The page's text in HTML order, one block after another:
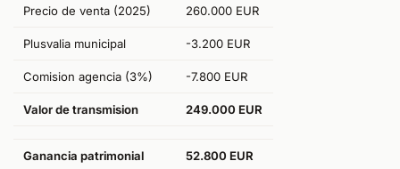
Precio de venta (2025) 260.000 EUR
Plusvalia municipal -3.200 EUR
Comision agencia (3%) -7.800 EUR
Valor de transmision 249.000 EUR
Ganancia patrimonial 52.800 EUR